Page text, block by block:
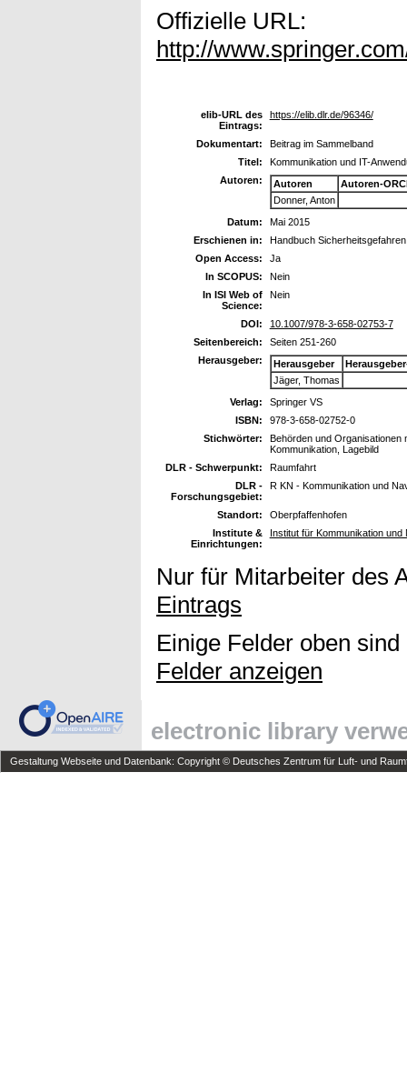
Offizielle URL:
http://
elib-URL des
Eintrags:
https://elib.dlr.de/96346/
Dokumentart:
Beitrag im Sammelband
Titel:
Kommunikation und IT-
Autoren:
Autoren
Autoren-
Donner, Anton
Datum:
Mai 2015
Erschienen in:
Handbuch Sicherheitsgefahren
Open Access:
Ja
In SCOPUS:
Nein
In ISI Web of
Science:
Nein
DOI:
10.1007/978-3-658-02753-7
Seitenbereich:
Seiten 251-260
Herausgeber:
Herausgeber
Jäger, Thomas
Verlag:
Springer VS
ISBN:
978-3-658-02752-0
Stichwörter:
Behörden und Organisationen
Kommunikation, Lagebild
DLR - Schwerpunkt:
Raumfahrt
DLR -
Forschungsgebiet:
R KN - Kommunikation und
Standort:
Oberpfaffenhofen
Institute &
Einrichtungen:
Institut für Kommunikation
Nur für Mitarbeiter des
Eintrags
Einige Felder oben
Felder anzeigen
electronic library
Gestaltung Webseite und Datenbank: Copyright © Deutsches Zentrum für Luft- und